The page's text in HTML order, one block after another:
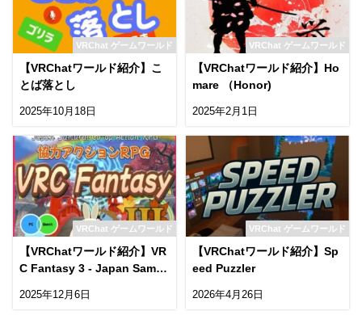
VRChat ゲームワールド
【VRChatワールド紹介】こ
とば落とし
2025年10月18日
VRChat ゲームワールド
【VRChatワールド紹介】Ho
mare （Honor)
2025年2月1日
VRChat ゲームワールド
【VRChatワールド紹介】VR
C Fantasy 3 - Japan Samur
2025年12月6日
VRChat ゲームワールド
【VRChatワールド紹介】Sp
eed Puzzler
2026年4月26日